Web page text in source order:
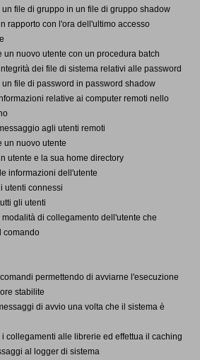
un file di gruppo in un file di gruppo shadow
rapporto con l'ora dell'ultimo accesso
un nuovo utente con un procedura batch
dei file di sistema relativi alle password
un file di password in password shadow
relative ai computer remoti nello
agli utenti remoti
un nuovo utente
utente e la sua home directory
informazioni dell'utente
utenti connessi
gli utenti
modalità di collegamento dell'utente che
comando
permettendo di avviarne l'esecuzione
stabilite
di avvio una volta che il sistema è
collegamenti alle librerie ed effettua il caching
al logger di sistema